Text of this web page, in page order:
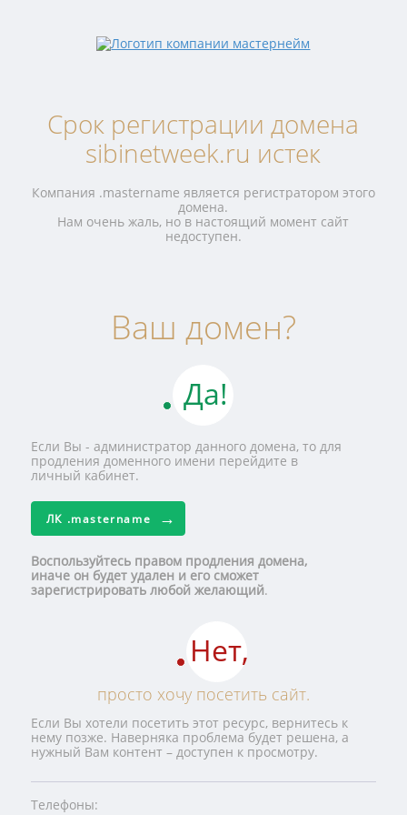
Срок регистрации домена
sibinetweek.ru истек
Компания .mastername является регистратором этого
домена.
Нам очень жаль, но в настоящий момент сайт
недоступен.
Ваш домен?
Да!
Если Вы - администратор данного домена, то для
продления доменного имени перейдите в
личный кабинет.
ЛК .mastername
Воспользуйтесь правом продления домена,
иначе он будет удален и его сможет
зарегистрировать любой желающий.
Нет,
просто хочу посетить сайт.
Если Вы хотели посетить этот ресурс, вернитесь к
нему позже. Наверняка проблема будет решена, а
нужный Вам контент – доступен к просмотру.
Телефоны: